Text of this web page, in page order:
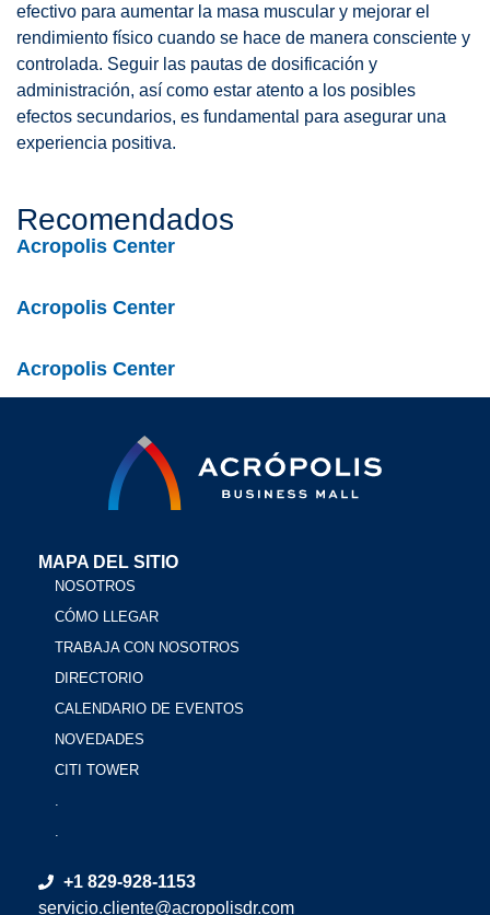
efectivo para aumentar la masa muscular y mejorar el
rendimiento físico cuando se hace de manera consciente y
controlada. Seguir las pautas de dosificación y
administración, así como estar atento a los posibles
efectos secundarios, es fundamental para asegurar una
experiencia positiva.
Recomendados
Acropolis Center
Acropolis Center
Acropolis Center
MAPA DEL SITIO
NOSOTROS
CÓMO LLEGAR
TRABAJA CON NOSOTROS
DIRECTORIO
CALENDARIO DE EVENTOS
NOVEDADES
CITI TOWER
.
.
+1 829-928-1153
servicio.cliente@acropolisdr.com